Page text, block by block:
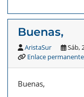
Buenas,
AristaSur
Sáb,
Enlace permanente
Buenas,